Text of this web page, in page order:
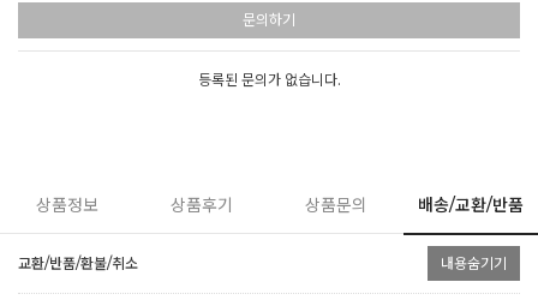
문의하기
등록된 문의가 없습니다.
상품정보 상품후기 상품문의 배송/교환/반품
교환/반품/환불/취소 내용숨기기